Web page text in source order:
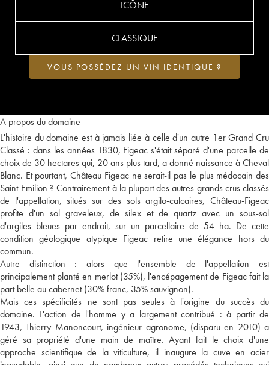
A propos du domaine
L'histoire du domaine est à jamais liée à celle d'un autre 1er Grand Cru
Classé : dans les années 1830, Figeac s'était séparé d'une parcelle de
choix de 30 hectares qui, 20 ans plus tard, a donné naissance à Cheval
Blanc. Et pourtant, Château Figeac ne serait-il pas le plus médocain des
Saint-Emilion ? Contrairement à la plupart des autres grands crus classés
de l'appellation, situés sur des sols argilo-calcaires, Château-Figeac
profite d'un sol graveleux, de silex et de quartz avec un sous-sol
d'argiles bleues par endroit, sur un parcellaire de 54 ha. De cette
condition géologique atypique Figeac retire une élégance hors du
commun.
Autre distinction : alors que l'ensemble de l'appellation est
principalement planté en merlot (35%), l'encépagement de Figeac fait la
part belle au cabernet (30% franc, 35% sauvignon).
Mais ces spécificités ne sont pas seules à l'origine du succès du
domaine. L'action de l'homme y a largement contribué : à partir de
1943, Thierry Manoncourt, ingénieur agronome, (disparu en 2010) a
géré sa propriété d'une main de maître. Ayant fait le choix d'une
approche scientifique de la viticulture, il inaugure la cuve en acier
ICÔNE
CLASSIQUE
VOUS POSSÉDEZ UN VIN IDENTIQUE ?